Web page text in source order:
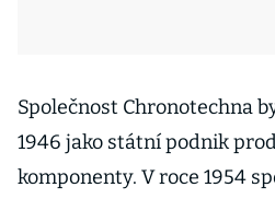
Společnost Chronotechna
1946 jako státní podnik
komponenty. V roce 1954